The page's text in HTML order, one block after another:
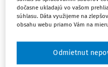
nasledovných okresných
Okresný súd Nitra so
Okresný súd Žilina so
miesto
dočasne ukladajú vo vašom
súhlasu. Dáta využijeme na
obsahu webu priamo Vám na
Odmietnut